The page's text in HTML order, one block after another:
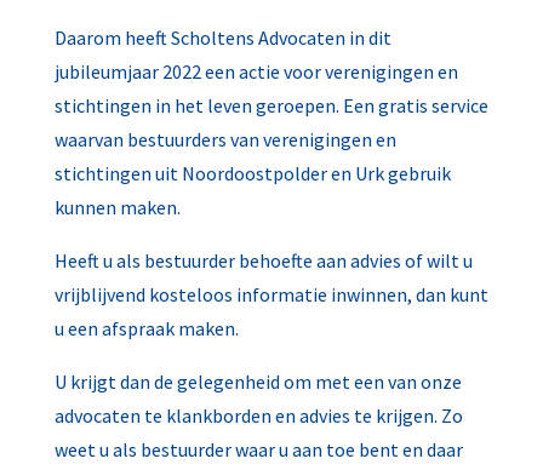
Daarom heeft Scholtens Advocaten in dit
jubileumjaar 2022 een actie voor verenigingen en
stichtingen in het leven geroepen. Een gratis service
waarvan bestuurders van verenigingen en
stichtingen uit Noordoostpolder en Urk gebruik
kunnen maken.
Heeft u als bestuurder behoefte aan advies of wilt u
vrijblijvend kosteloos informatie inwinnen, dan kunt
u een afspraak maken.
U krijgt dan de gelegenheid om met een van onze
advocaten te klankborden en advies te krijgen. Zo
weet u als bestuurder waar u aan toe bent en daar